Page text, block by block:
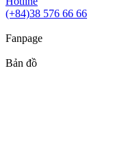
(+84)38 576 66 66
Fanpage
Bản đồ